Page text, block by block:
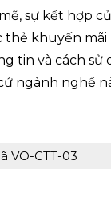
sự kết hợp
thẻ khuyến
tin và cách
ngành nghề
VO-CTT-03